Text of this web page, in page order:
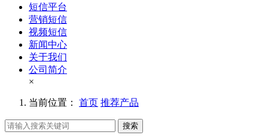
短信平台
营销短信
视频短信
新闻中心
关于我们
公司简介
×
当前位置： 首页 推荐产品
搜索